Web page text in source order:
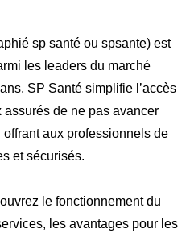
sp santé ou spsante) est
les leaders du marché
SP Santé simplifie l’accès
de ne pas avancer
offrant aux professionnels de
et sécurisés.
le fonctionnement du
les avantages pour les